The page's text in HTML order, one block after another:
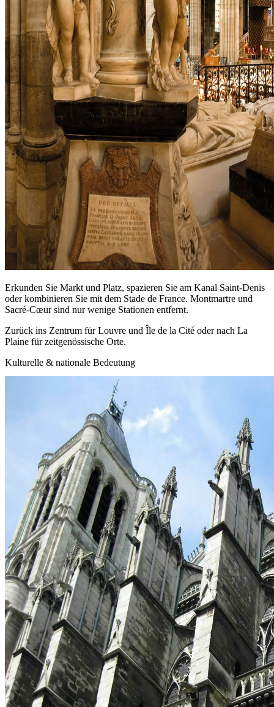
Erkunden Sie Markt und Platz, spazieren Sie am Kanal Saint‑Denis
oder kombinieren Sie mit dem Stade de France. Montmartre und
Sacré‑Cœur sind nur wenige Stationen entfernt.
Zurück ins Zentrum für Louvre und Île de la Cité oder nach La
Plaine für zeitgenössische Orte.
Kulturelle & nationale Bedeutung